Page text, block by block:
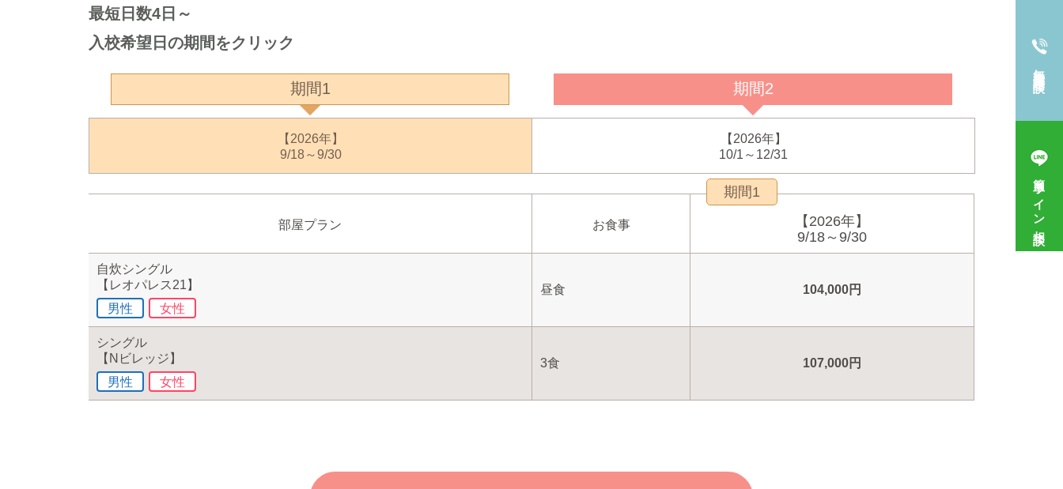
無料電話相談
簡単ライン相談
最短日数4日～
入校希望日の期間をクリック
期間1 期間2
【2026年】
9/18～9/30
【2026年】
10/1～12/31
部屋プラン お食事
期間1
【2026年】
9/18～9/30
自炊シングル
【レオパレス21】
男性
女性
昼食 104,000円
シングル
【Nビレッジ】
男性
女性
3食 107,000円